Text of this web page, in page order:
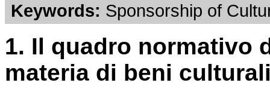
Keywords: Sponsorship of
1. Il quadro normativo
materia di beni